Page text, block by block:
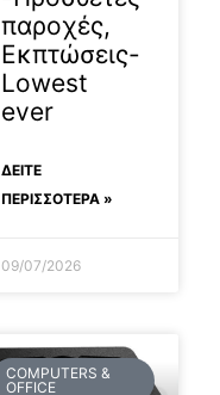
παροχές,
Εκπτώσεις-
Lowest
ever
ΔΕΊΤΕ
ΠΕΡΙΣΣΟΤΕΡΑ »
09/07/2026
COMPUTERS &
OFFICE